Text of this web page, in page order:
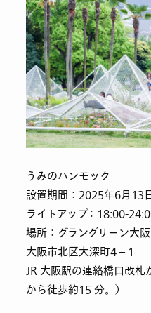
うみのハンモック
設置期間：2025年6月13
ライトアップ：18:00-
場所：グラングリーン大
大阪市北区大深町4 – 1
JR 大阪駅の連絡橋口改
から徒歩約15 分。）